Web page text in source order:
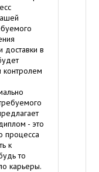
доставки в
контролем
- это
процесса
к
то
карьеры.